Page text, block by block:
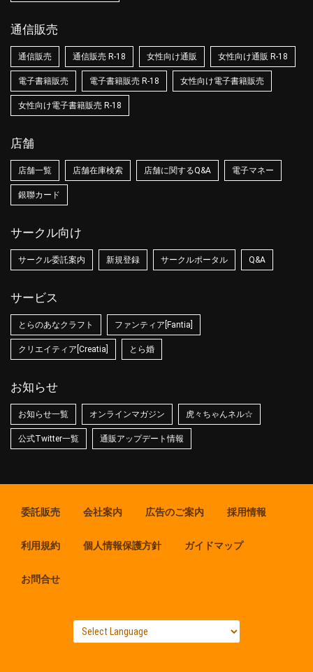
通信販売
通信販売 通信販売 R-18 女性向け通販 女性向け通販 R-18
電子書籍販売 電子書籍販売 R-18 女性向け電子書籍販売
女性向け電子書籍販売 R-18
店舗
店舗一覧 店舗在庫検索 店舗に関するQ&A 電子マネー
銀聯カード
サークル向け
サークル委託案内 新規登録 サークルポータル Q&A
サービス
とらのあなクラフト ファンティア[Fantia]
クリエイティア[Creatia] とら婚
お知らせ
お知らせ一覧 オンラインマガジン 虎々ちゃんネル☆
公式Twitter一覧 通販アップデート情報
委託販売 会社案内 広告のご案内 採用情報
利用規約 個人情報保護方針 ガイドマップ
お問合せ